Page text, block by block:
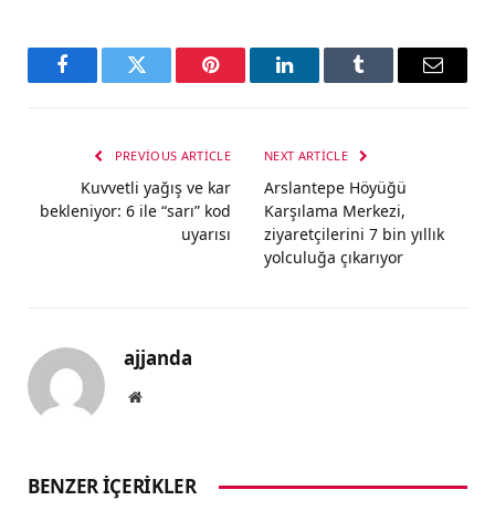
FacebookTwitter Pinterest LinkedInTumblr Email
PREVIOUS ARTICLE
Kuvvetli yağış ve kar
bekleniyor: 6 ile “sarı” kod
uyarısı
NEXT ARTICLE
Arslantepe Höyüğü
Karşılama Merkezi,
ziyaretçilerini 7 bin yıllık
yolculuğa çıkarıyor
ajjanda
Website
BENZER İÇERIKLER